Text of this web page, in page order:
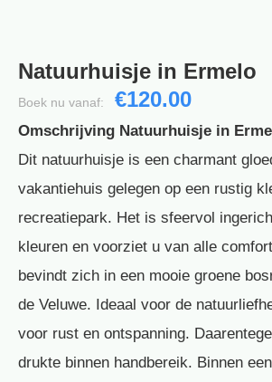
Natuurhuisje in Ermelo
Boek nu vanaf: €120.00
Omschrijving Natuurhuisje in
Dit natuurhuisje is een charmant
vakantiehuis gelegen op een rustig
recreatiepark. Het is sfeervol
kleuren en voorziet u van alle
bevindt zich in een mooie groene
de Veluwe. Ideaal voor de
voor rust en ontspanning.
drukte binnen handbereik. Binnen